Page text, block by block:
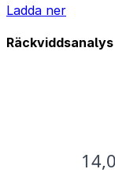
Ladda ner
Räckviddsanalys